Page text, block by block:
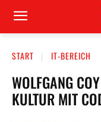
START IT-BEREICH
WOLFGANG
KULTUR MIT